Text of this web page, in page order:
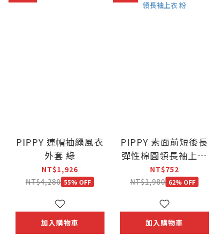
PIPPY 連帽抽繩風衣
外套 綠
NT$1,926
NT$4,280 55% OFF
加入購物車
PIPPY 素面前短後長
彈性棉圓領長袖上衣
粉
NT$752
NT$1,980 62% OFF
加入購物車